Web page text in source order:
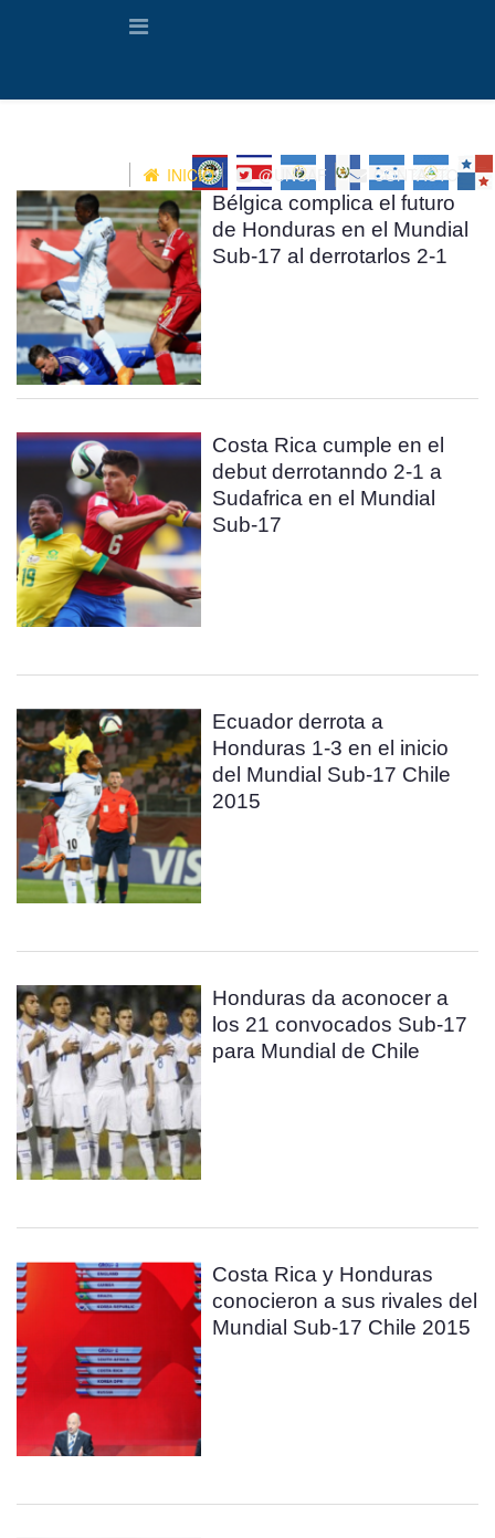
INICIO @UNCAF CONTACTO
Bélgica complica el futuro
de Honduras en el Mundial
Sub-17 al derrotarlos 2-1
Costa Rica cumple en el
debut derrotanndo 2-1 a
Sudafrica en el Mundial
Sub-17
Ecuador derrota a
Honduras 1-3 en el inicio
del Mundial Sub-17 Chile
2015
Honduras da aconocer a
los 21 convocados Sub-17
para Mundial de Chile
Costa Rica y Honduras
conocieron a sus rivales del
Mundial Sub-17 Chile 2015